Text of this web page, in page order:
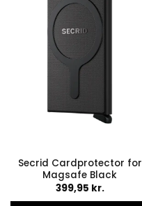
Secrid Cardprotector for
Magsafe Black
399,95 kr.